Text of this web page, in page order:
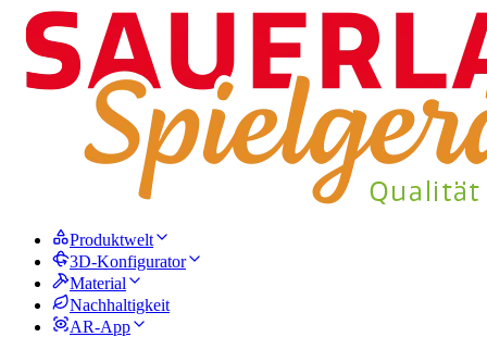
Produktwelt
3D-Konfigurator
Material
Nachhaltigkeit
AR-App